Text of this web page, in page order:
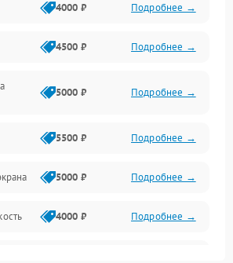
модули 4000 ₽ Подробнее →
4500 ₽ Подробнее →
5000 ₽ Подробнее →
5500 ₽ Подробнее →
5000 ₽ Подробнее →
4000 ₽ Подробнее →